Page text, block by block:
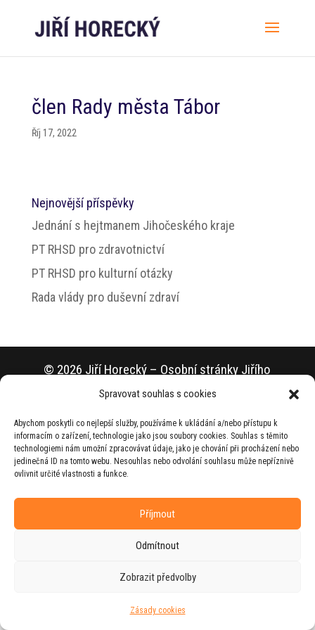
Spravovat souhlas s cookies
Abychom poskytli co nejlepší služby, používáme k ukládání a/nebo přístupu k
informacím o zařízení, technologie jako jsou soubory cookies. Souhlas s těmito
technologiemi nám umožní zpracovávat údaje, jako je chování při procházení nebo
jedinečná ID na tomto webu. Nesouhlas nebo odvolání souhlasu může nepříznivě
ovlivnit určité vlastnosti a funkce.
Příjmout
Odmítnout
Zobrazit předvolby
Zásady cookies
člen Rady města Tábor
Říj 17, 2022
Nejnovější příspěvky
Jednání s hejtmanem Jihočeského kraje
PT RHSD pro zdravotnictví
PT RHSD pro kulturní otázky
Rada vlády pro duševní zdraví
© 2026 Jiří Horecký – Osobní stránky Jiřího
Horeckého
agenturouZEST BRAND.